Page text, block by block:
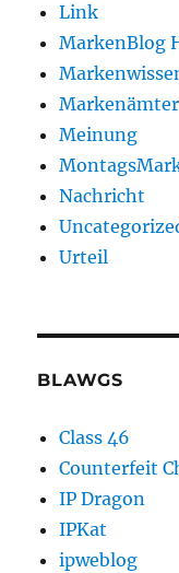
Link
MarkenBlog
Markenämter
Meinung
Nachricht
Urteil
BLAWGS
Class 46
Counterfeit
IP Dragon
IPKat
ipweblog